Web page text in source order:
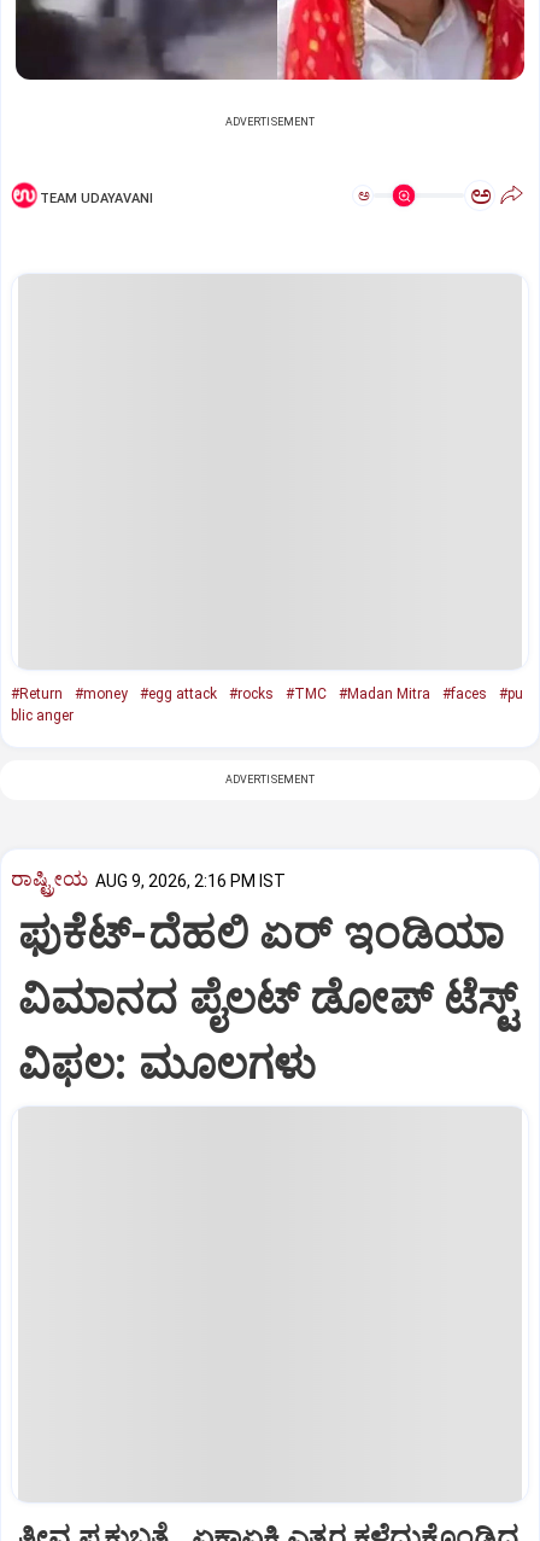
ADVERTISEMENT
TEAM UDAYAVANI ಅ ಅ
#Return #money #egg attack #rocks #TMC #Madan Mitra #faces
#pu
blic anger
ADVERTISEMENT
ರಾಷ್ಟ್ರೀಯ AUG 9, 2026, 2:16 PM IST
ಫುಕೆಟ್‌-ದೆಹಲಿ ಏರ್‌ ಇಂಡಿಯಾ
ವಿಮಾನದ ಪೈಲಟ್‌ ಡೋಪ್‌ ಟೆಸ್ಟ್‌
ವಿಫಲ: ಮೂಲಗಳು